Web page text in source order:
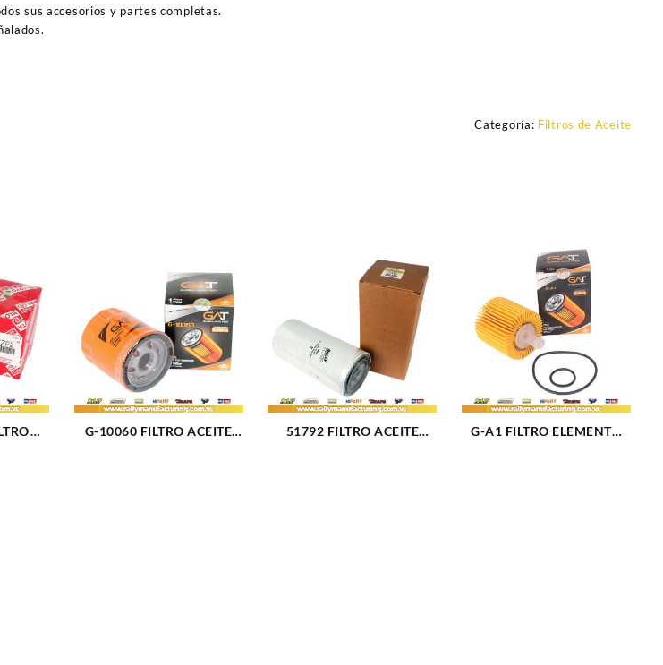
sus accesorios y partes completas.
Categoría: Filtros de Aceite
G-10060 FILTRO ACEITE
51792 FILTRO ACEITE
G-A1 FILTRO ELEMENTO